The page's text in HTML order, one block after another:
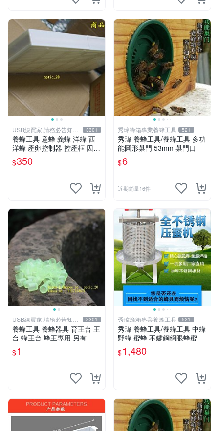
USB線買家,請務必告知相
機型號
3301
養蜂工具 意蜂 義蜂 洋蜂 西
洋蜂 產卵控制器 控產框 囚王
器 另有 煙燻器 防蜂衣 防蜂
手套 野蜂巢礎
$350
秀瑋蜂箱專業養蜂工具 521
秀瑋 養蜂工具/養蜂工具 多功
能圓形巢門 53mm 巢門口
$6
近期銷量16件
USB線買家,請務必告知相
機型號
3301
養蜂工具 養蜂器具 育王台 王
台 蜂王台 蜂王專用 另有 王
台防護罩 王台防咬保護罩 煙
燻器 防蜂衣 羊皮手套
$1
秀瑋蜂箱專業養蜂工具 521
秀瑋 養蜂工具/養蜂工具 中蜂
野蜂 蜜蜂 不鏽鋼網眼蜂蜜過
濾機 壓蜜機
$1,480